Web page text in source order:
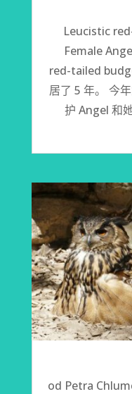
Leucistic
Female
red-tailed
居了 5 年。 今
护 Angel 和
od Petra